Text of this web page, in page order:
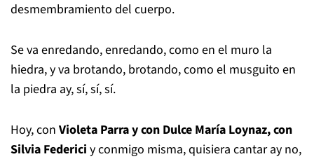
desmembramiento del cuerpo.
Se va enredando, enredando, como en el muro la
hiedra, y va brotando, brotando, como el musguito en
la piedra ay, sí, sí, sí.
Hoy, con Violeta Parra y con Dulce María Loynaz, con
Silvia Federici y conmigo misma, quisiera cantar ay no,